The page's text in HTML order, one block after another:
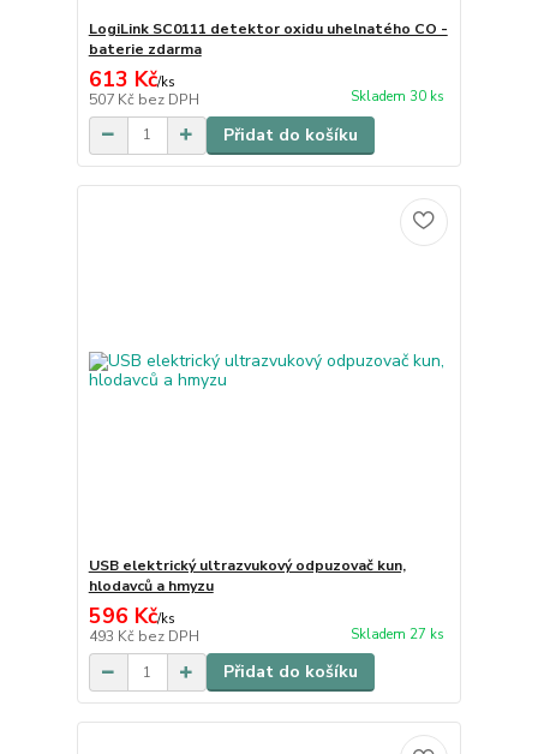
LogiLink SC0111 detektor oxidu uhelnatého CO -
baterie zdarma
613 Kč/ks
507 Kč bez DPH Skladem 30 ks
Přidat do košíku
USB elektrický ultrazvukový odpuzovač kun,
hlodavců a hmyzu
596 Kč/ks
493 Kč bez DPH Skladem 27 ks
Přidat do košíku